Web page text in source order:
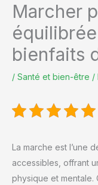
Marcher
bienfaits
/ Santé et bien-être /
La marche est l’une
accessibles, offrant
physique et mentale.